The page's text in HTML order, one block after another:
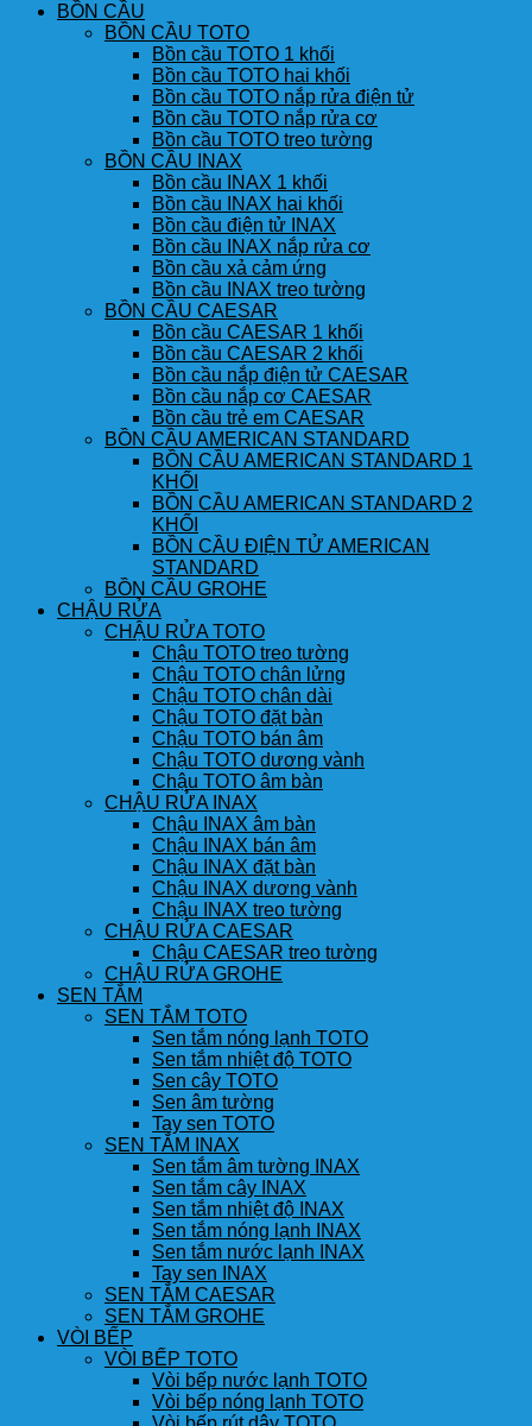
BỒN CẦU
BỒN CẦU TOTO
Bồn cầu TOTO 1 khối
Bồn cầu TOTO hai khối
Bồn cầu TOTO nắp rửa điện tử
Bồn cầu TOTO nắp rửa cơ
Bồn cầu TOTO treo tường
BỒN CẦU INAX
Bồn cầu INAX 1 khối
Bồn cầu INAX hai khối
Bồn cầu điện tử INAX
Bồn cầu INAX nắp rửa cơ
Bồn cầu xả cảm ứng
Bồn cầu INAX treo tường
BỒN CẦU CAESAR
Bồn cầu CAESAR 1 khối
Bồn cầu CAESAR 2 khối
Bồn cầu nắp điện tử CAESAR
Bồn cầu nắp cơ CAESAR
Bồn cầu trẻ em CAESAR
BỒN CẦU AMERICAN STANDARD
BỒN CẦU AMERICAN STANDARD 1
KHỐI
BỒN CẦU AMERICAN STANDARD 2
KHỐI
BỒN CẦU ĐIỆN TỬ AMERICAN
STANDARD
BỒN CẦU GROHE
CHẬU RỬA
CHẬU RỬA TOTO
Chậu TOTO treo tường
Chậu TOTO chân lửng
Chậu TOTO chân dài
Chậu TOTO đặt bàn
Chậu TOTO bán âm
Chậu TOTO dương vành
Chậu TOTO âm bàn
CHẬU RỬA INAX
Chậu INAX âm bàn
Chậu INAX bán âm
Chậu INAX đặt bàn
Chậu INAX dương vành
Chậu INAX treo tường
CHẬU RỬA CAESAR
Chậu CAESAR treo tường
CHẬU RỬA GROHE
SEN TẮM
SEN TẮM TOTO
Sen tắm nóng lạnh TOTO
Sen tắm nhiệt độ TOTO
Sen cây TOTO
Sen âm tường
Tay sen TOTO
SEN TẮM INAX
Sen tắm âm tường INAX
Sen tắm cây INAX
Sen tắm nhiệt độ INAX
Sen tắm nóng lạnh INAX
Sen tắm nước lạnh INAX
Tay sen INAX
SEN TẮM CAESAR
SEN TẮM GROHE
VÒI BẾP
VÒI BẾP TOTO
Vòi bếp nước lạnh TOTO
Vòi bếp nóng lạnh TOTO